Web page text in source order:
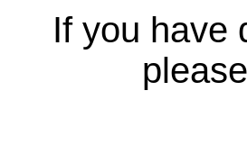
If you have